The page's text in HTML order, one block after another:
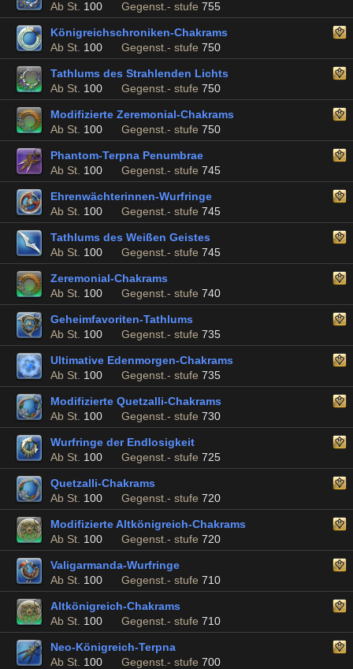
Ab St. 100 Gegenst.- stufe 755
Königreichschroniken-Chakrams
Ab St. 100 Gegenst.- stufe 750
Tathlums des Strahlenden Lichts
Ab St. 100 Gegenst.- stufe 750
Modifizierte Zeremonial-Chakrams
Ab St. 100 Gegenst.- stufe 750
Phantom-Terpna Penumbrae
Ab St. 100 Gegenst.- stufe 745
Ehrenwächterinnen-Wurfringe
Ab St. 100 Gegenst.- stufe 745
Tathlums des Weißen Geistes
Ab St. 100 Gegenst.- stufe 745
Zeremonial-Chakrams
Ab St. 100 Gegenst.- stufe 740
Geheimfavoriten-Tathlums
Ab St. 100 Gegenst.- stufe 735
Ultimative Edenmorgen-Chakrams
Ab St. 100 Gegenst.- stufe 735
Modifizierte Quetzalli-Chakrams
Ab St. 100 Gegenst.- stufe 730
Wurfringe der Endlosigkeit
Ab St. 100 Gegenst.- stufe 725
Quetzalli-Chakrams
Ab St. 100 Gegenst.- stufe 720
Modifizierte Altkönigreich-Chakrams
Ab St. 100 Gegenst.- stufe 720
Valigarmanda-Wurfringe
Ab St. 100 Gegenst.- stufe 710
Altkönigreich-Chakrams
Ab St. 100 Gegenst.- stufe 710
Neo-Königreich-Terpna
Ab St. 100 Gegenst.- stufe 700